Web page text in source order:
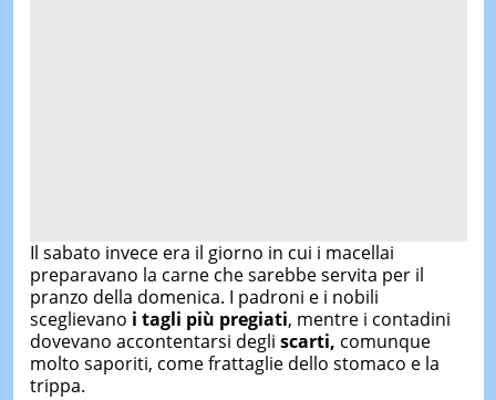
Il sabato invece era il giorno in cui i macellai
preparavano la carne che sarebbe servita per il
pranzo della domenica. I padroni e i nobili
sceglievano i tagli più pregiati, mentre i contadini
dovevano accontentarsi degli scarti, comunque
molto saporiti, come frattaglie dello stomaco e la
trippa.